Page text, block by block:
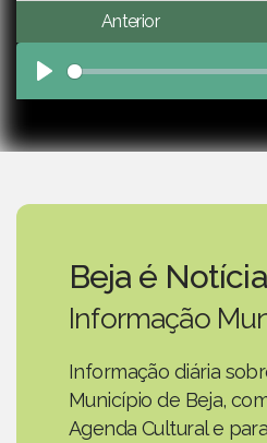
Anterior
Play
Beja é Notícia
Informação
Informação diária
Município de Beja,
Agenda Cultural e